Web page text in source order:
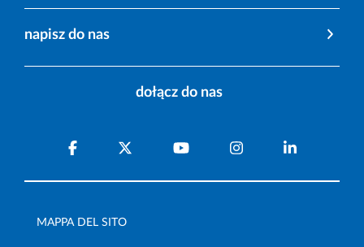
napisz do nas
dołącz do nas
MAPPA DEL SITO